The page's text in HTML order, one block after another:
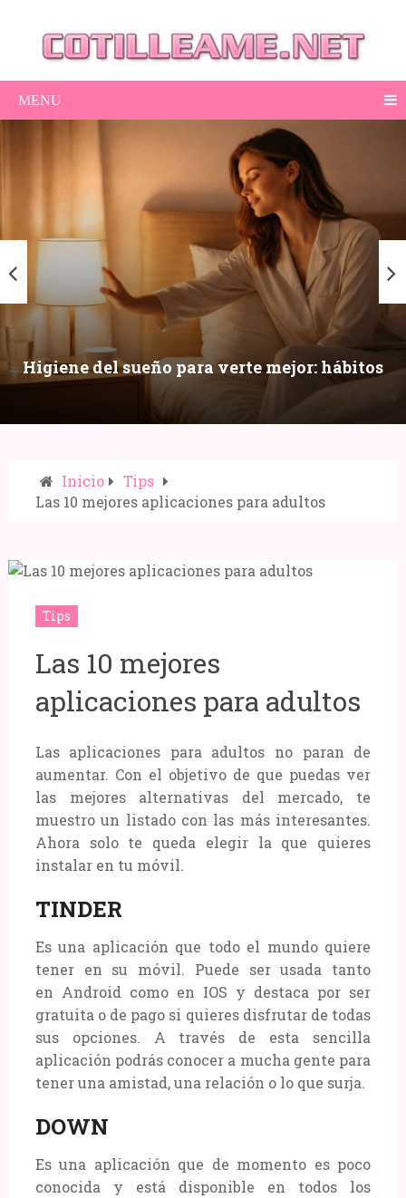
MENU
Higiene del sueño para verte mejor: hábitos
nocturnos que mejoran piel, ojeras y energía
Inicio
Tips
Las 10 mejores aplicaciones para adultos
Tips
Las 10 mejores
aplicaciones para adultos
Las aplicaciones para adultos no paran de
aumentar. Con el objetivo de que puedas ver
las mejores alternativas del mercado, te
muestro un listado con las más interesantes.
Ahora solo te queda elegir la que quieres
instalar en tu móvil.
TINDER
Es una aplicación que todo el mundo quiere
tener en su móvil. Puede ser usada tanto
en Android como en IOS y destaca por ser
gratuita o de pago si quieres disfrutar de todas
sus opciones. A través de esta sencilla
aplicación podrás conocer a mucha gente para
tener una amistad, una relación o lo que surja.
DOWN
Es una aplicación que de momento es poco
conocida y está disponible en todos los